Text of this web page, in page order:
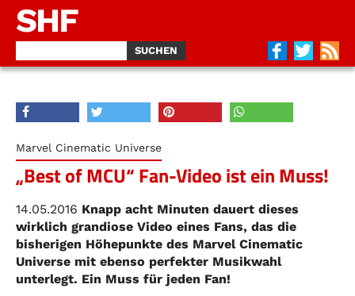
SHF
Marvel Cinematic Universe
„Best of MCU“ Fan-Video ist ein Muss!
14.05.2016 Knapp acht Minuten dauert dieses
wirklich grandiose Video eines Fans, das die
bisherigen Höhepunkte des Marvel Cinematic
Universe mit ebenso perfekter Musikwahl
unterlegt. Ein Muss für jeden Fan!